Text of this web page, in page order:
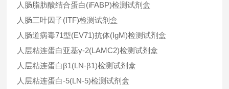
人肠脂肪酸结合蛋白(iFABP)检测试剂盒
人肠三叶因子(ITF)检测试剂盒
人肠道病毒71型(EV71)抗体(IgM)检测试剂盒
人层粘连蛋白亚基γ-2(LAMC2)检测试剂盒
人层粘连蛋白β1(LN-β1)检测试剂盒
人层粘连蛋白-5(LN-5)检测试剂盒